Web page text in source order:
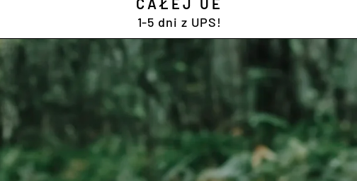
CAŁEJ UE
1-5 dni z UPS!